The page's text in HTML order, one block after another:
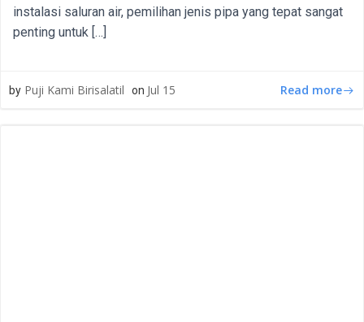
instalasi saluran air, pemilihan jenis pipa yang tepat sangat
penting untuk […]
by Puji Kami Birisalatil on Jul 15 Read more